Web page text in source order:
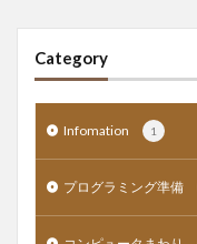
Category
Infomation 1
プログラミング準備